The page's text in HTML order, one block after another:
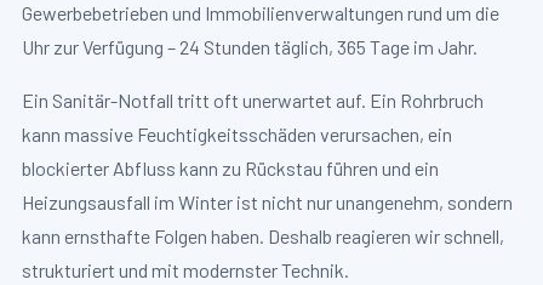
Gewerbebetrieben und Immobilienverwaltungen rund um die
Uhr zur Verfügung – 24 Stunden täglich, 365 Tage im Jahr.
Ein Sanitär-Notfall tritt oft unerwartet auf. Ein Rohrbruch
kann massive Feuchtigkeitsschäden verursachen, ein
blockierter Abfluss kann zu Rückstau führen und ein
Heizungsausfall im Winter ist nicht nur unangenehm, sondern
kann ernsthafte Folgen haben. Deshalb reagieren wir schnell,
strukturiert und mit modernster Technik.